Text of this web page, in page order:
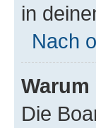
in
Nach
Die